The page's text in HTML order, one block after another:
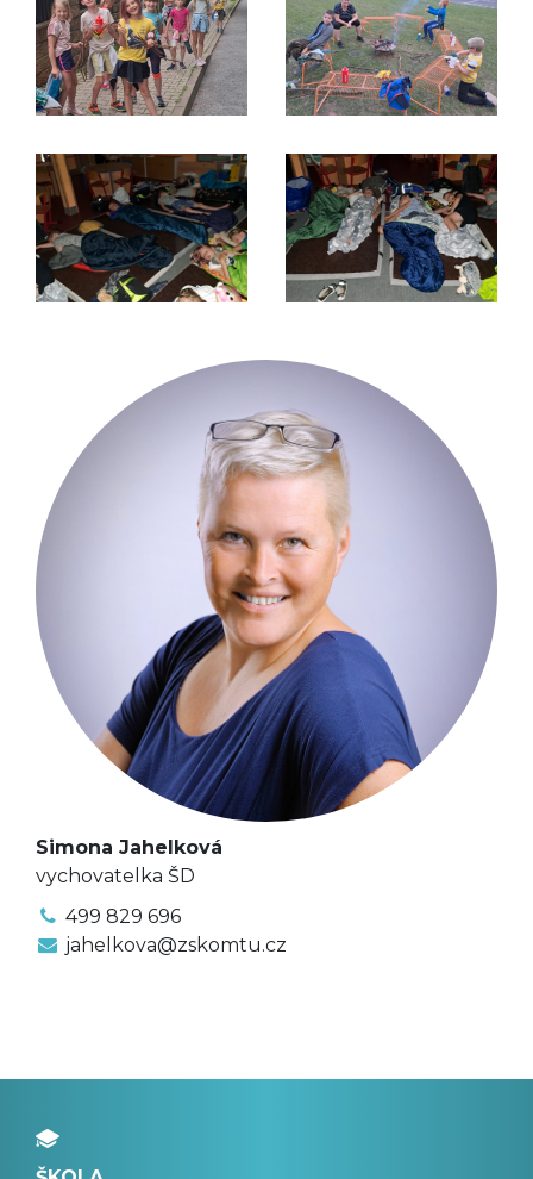
Simona Jahelková
vychovatelka ŠD
499 829 696
jahelkova@zskomtu.cz